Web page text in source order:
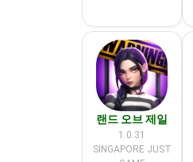
랜드 오브 제일
1.0.31
SINGAPORE JUST